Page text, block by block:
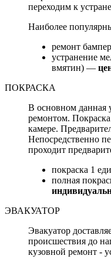
переходим к
Наиболее
ремонт
устранение
вмятин) —
ПОКРАСКА
В основном данная
ремонтом.
камере.
Непосредственно
проходит
покраска 1
полная
ЭВАКУАТОР
Эвакуатор
происшествия до
кузовной ремонт -